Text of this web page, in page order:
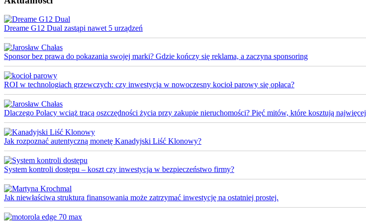
Dreame G12 Dual zastąpi nawet 5 urządzeń
Sponsor bez prawa do pokazania swojej marki? Gdzie kończy się reklama, a zaczyna sponsoring
ROI w technologiach grzewczych: czy inwestycja w nowoczesny kocioł parowy się opłaca?
Dlaczego Polacy wciąż tracą oszczędności życia przy zakupie nieruchomości? Pięć mitów, które kosztują najwięcej
Jak rozpoznać autentyczną monetę Kanadyjski Liść Klonowy?
System kontroli dostępu – koszt czy inwestycja w bezpieczeństwo firmy?
Jak niewłaściwa struktura finansowania może zatrzymać inwestycję na ostatniej prostej.